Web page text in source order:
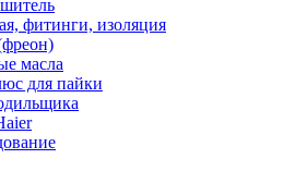
фитинги, изоляция
масла
для пайки